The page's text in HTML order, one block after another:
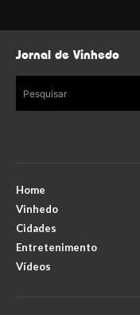
Jornal de Vinhedo
Pesquisar
Home
Vinhedo
Cidades
Entretenimento
Vídeos